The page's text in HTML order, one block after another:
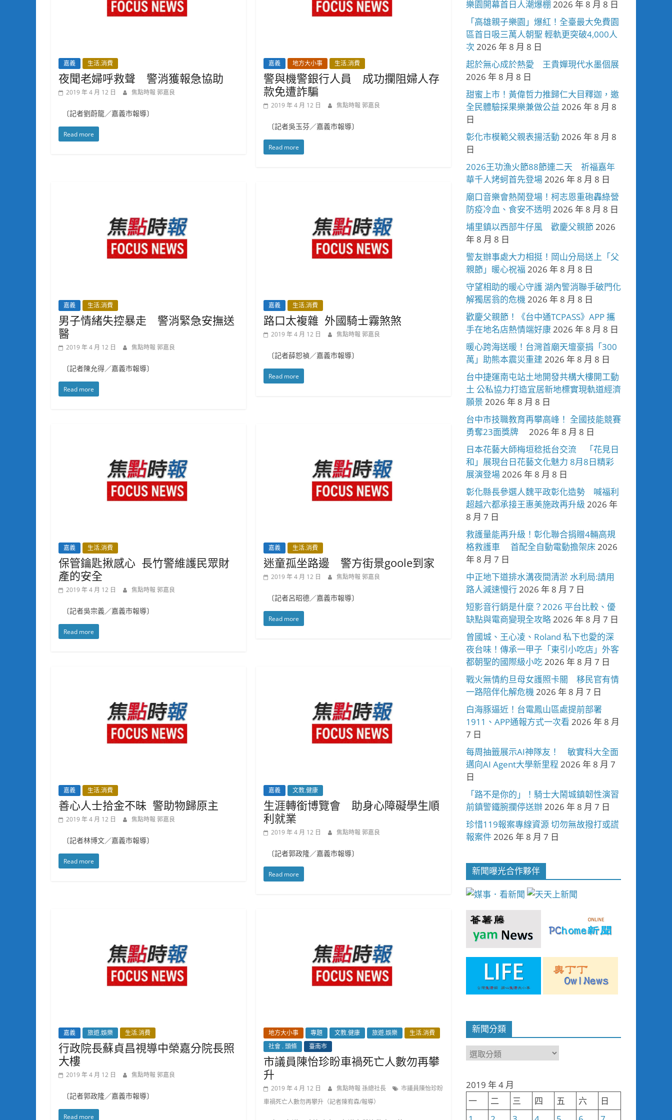
嘉義 生活.消費
夜聞老婦呼救聲 警消獲報急協助
2019 年 4 月 12 日 焦點時報 郭嘉良
〔記者劉蔚龍／嘉義市報導〕
Read more
嘉義 地方大小事 生活.消費
警與機警銀行人員 成功攔阻婦人存
款免遭詐騙
2019 年 4 月 12 日 焦點時報 郭嘉良
〔記者吳玉芬／嘉義市報導〕
Read more
嘉義 生活.消費
男子情緒失控暴走 警消緊急安撫送
醫
2019 年 4 月 12 日 焦點時報 郭嘉良
〔記者陳允得／嘉義市報導〕
Read more
嘉義 生活.消費
路口太複雜 外國騎士霧煞煞
2019 年 4 月 12 日 焦點時報 郭嘉良
〔記者薛恕禎／嘉義市報導〕
Read more
嘉義 生活.消費
保管鑰匙揪感心 長竹警維護民眾財
產的安全
2019 年 4 月 12 日 焦點時報 郭嘉良
〔記者吳宗義／嘉義市報導〕
Read more
嘉義 生活.消費
迷童孤坐路邊 警方街景goole到家
2019 年 4 月 12 日 焦點時報 郭嘉良
〔記者呂昭德／嘉義市報導〕
Read more
嘉義 生活.消費
善心人士拾金不昧 警助物歸原主
2019 年 4 月 12 日 焦點時報 郭嘉良
〔記者林博文／嘉義市報導〕
Read more
嘉義 文教.健康
生涯轉銜博覽會 助身心障礙學生順
利就業
2019 年 4 月 12 日 焦點時報 郭嘉良
〔記者郭政隆／嘉義市報導〕
Read more
嘉義 旅遊.娛樂 生活.消費
行政院長蘇貞昌視導中榮嘉分院長照
大樓
2019 年 4 月 12 日 焦點時報 郭嘉良
〔記者郭政隆／嘉義市報導〕
Read more
地方大小事 專題 文教.健康 旅遊.娛樂
生活.消費
社會 . 頭條
臺南市
市議員陳怡珍盼車禍死亡人數勿再攀
升
2019 年 4 月 12 日 焦點時報 孫總社長
市議員陳怡珍盼
車禍死亡人數勿再攀升（記者陳宥森/報導）
樂園開幕首日人潮爆棚 2026 年 8 月 8 日
「高雄親子樂園」爆紅！全臺最大免費園
區首日吸三萬人朝聖 輕軌更突破4,000人
次 2026 年 8 月 8 日
起於無心成於熱愛 王貴嬋現代水墨個展
2026 年 8 月 8 日
甜蜜上市！黃偉哲力推歸仁大目釋迦，邀
全民體驗採果樂兼做公益 2026 年 8 月 8
日
彰化市模範父親表揚活動 2026 年 8 月 8
日
2026王功漁火節88節連二天 祈福嘉年
華千人烤蚵首先登場2026 年 8 月 8 日
廟口音樂會熱鬧登場！柯志恩重砲轟綠營
防疫冷血、食安不透明 2026 年 8 月 8 日
埔里鎮以西部牛仔風 歡慶父親節2026
年 8 月 8 日
警友辦事處大力相挺！岡山分局送上「父
親節」暖心祝福 2026 年 8 月 8 日
守望相助的暖心守護 湖內警消聯手破門化
解獨居翁的危機2026 年 8 月 8 日
歡慶父親節！《台中通TCPASS》APP 攜
手在地名店熱情端好康2026 年 8 月 8 日
暖心跨海送暖！台灣首廟天壇豪捐「300
萬」助熊本震災重建 2026 年 8 月 8 日
台中捷運南屯站土地開發共構大樓開工動
土 公私協力打造宜居新地標實現軌道經濟
願景 2026 年 8 月 8 日
台中市技職教育再攀高峰！ 全國技能競賽
勇奪23面獎牌
2026 年 8 月 8 日
日本花藝大師梅垣稔抵台交流 「花見日
和」展現台日花藝文化魅力 8月8日精彩
展演登場2026 年 8 月 8 日
彰化縣長參選人魏平政彰化造勢 喊福利
超越六都承接王惠美施政再升級 2026 年
8 月 7 日
救護量能再升級！彰化聯合捐贈4輛高規
格救護車 首配全自動電動擔架床2026
年 8 月 7 日
中正地下道排水溝夜間清淤 水利局:請用
路人減速慢行2026 年 8 月 7 日
短影音行銷是什麼？2026 平台比較、優
缺點與電商變現全攻略2026 年 8 月 7 日
曾國城、王心凌、Roland 私下也愛的深
夜台味！傳承一甲子「東引小吃店」外客
都朝聖的國際級小吃2026 年 8 月 7 日
戰火無情約旦母女護照卡關 移民官有情
一路陪伴化解危機2026 年 8 月 7 日
白海豚逼近！台電鳳山區處提前部署
1911、APP通報方式一次看 2026 年 8 月
7 日
每周抽籤展示AI神隊友！ 敏實科大全面
邁向AI Agent大學新里程 2026 年 8 月 7
日
「路不是你的」！騎士大鬧城鎮韌性演習
前鎮警鐵腕攔停送辦2026 年 8 月 7 日
珍惜119報案專線資源 切勿無故撥打或謊
報案件2026 年 8 月 7 日
新聞曝光合作夥伴
新聞分類
新
類
2019 年 4 月
一
二 三 四 五 六
日